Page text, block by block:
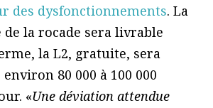
des dysfonctionnements. La
la rocade sera livrable
la L2, gratuite, sera
80 000 à 100 000
«Une déviation attendue